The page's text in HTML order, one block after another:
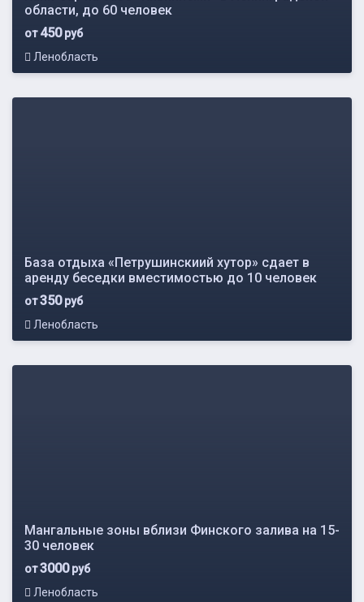
области, до 60 человек
от450руб
Ленобласть
База отдыха «Петрушинскиий хутор» сдает в
аренду беседки вместимостью до 10 человек
от350руб
Ленобласть
Мангальные зоны вблизи Финского залива на 15-
30 человек
от3000руб
Ленобласть